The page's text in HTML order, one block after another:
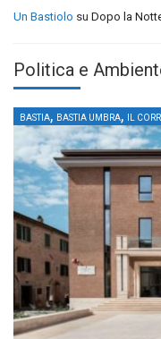
Un Bastiolo su Dopo la
Politica e
BASTIA, BASTIA UMBRA, IL